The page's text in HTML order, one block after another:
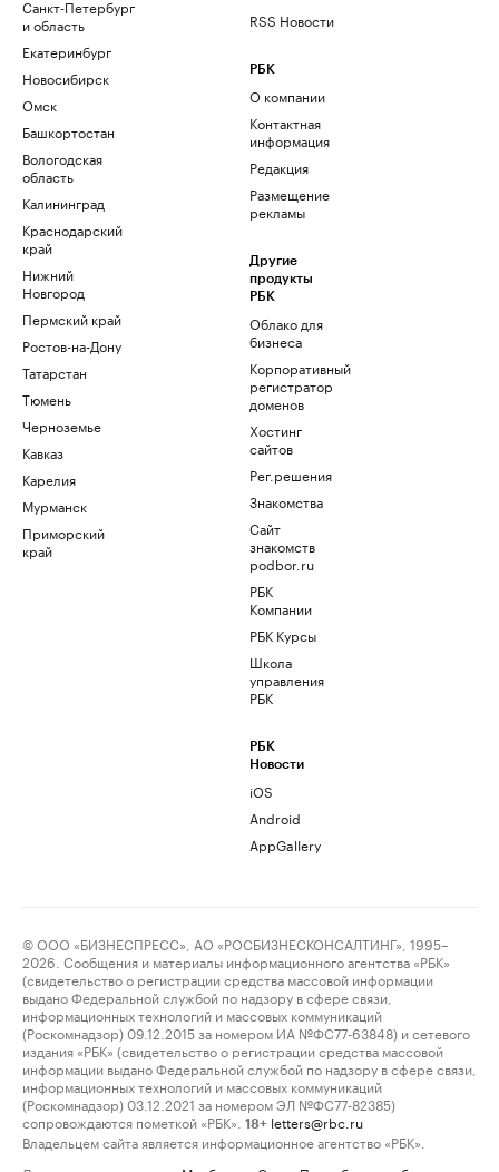
Санкт-Петербург
и область
Екатеринбург
Новосибирск
Омск
Башкортостан
Вологодская
область
Калининград
Краснодарский
край
Нижний
Новгород
Пермский край
Ростов-на-Дону
Татарстан
Тюмень
Черноземье
Кавказ
Карелия
Мурманск
Приморский
край
RSS Новости
РБК
О компании
Контактная
информация
Редакция
Размещение
рекламы
Другие
продукты
РБК
Облако для
бизнеса
Корпоративный
регистратор
доменов
Хостинг
сайтов
Рег.решения
Знакомства
Сайт
знакомств
podbor.ru
РБК
Компании
РБК Курсы
Школа
управления
РБК
РБК
Новости
iOS
Android
AppGallery
© ООО «БИЗНЕСПРЕСС», АО «РОСБИЗНЕСКОНСАЛТИНГ», 1995–
2026. Сообщения и материалы информационного агентства «РБК»
(свидетельство о регистрации средства массовой информации
выдано Федеральной службой по надзору в сфере связи,
информационных технологий и массовых коммуникаций
(Роскомнадзор) 09.12.2015 за номером ИА №ФС77-63848) и сетевого
издания «РБК» (свидетельство о регистрации средства массовой
информации выдано Федеральной службой по надзору в сфере связи,
информационных технологий и массовых коммуникаций
(Роскомнадзор) 03.12.2021 за номером ЭЛ №ФС77-82385)
сопровождаются пометкой «РБК».
18+ letters@rbc.ru
Владельцем сайта является информационное агентство «РБК».